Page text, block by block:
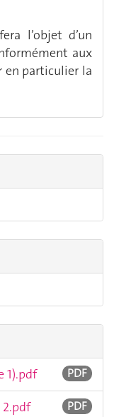
l’objet d’un
aux
en particulier la
PDF
1).pdf
PDF
2.pdf